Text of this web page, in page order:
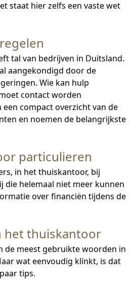
staat hier zelfs een vaste wet
tal van bedrijven in Duitsland.
aangekondigd door de
Wie kan hulp
contact worden
een compact overzicht van de
en noemen de belangrijkste
particulieren
in het thuiskantoor, bij
helemaal niet meer kunnen
over financiën tijdens de
het thuiskantoor
de meest gebruikte woorden in
wat eenvoudig klinkt, is dat
tips.